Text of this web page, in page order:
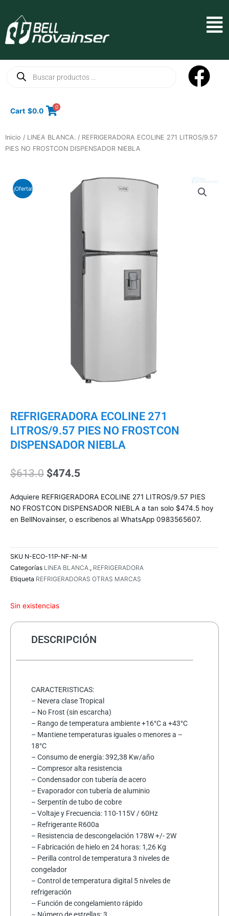
contenido
productos
Cart $0.0 0
Inicio / LINEA BLANCA. / REFRIGERADORA ECOLINE 271 LITROS/9.57
PIES NO FROSTCON DISPENSADOR NIEBLA
¡Oferta!
REFRIGERADORA ECOLINE 271
LITROS/9.57 PIES NO FROSTCON
DISPENSADOR NIEBLA
$613.0 El
original
era:
$613.0.
$474.5El
actual
es:
$474.5.
Adquiere REFRIGERADORA ECOLINE 271 LITROS/9.57 PIES
NO FROSTCON DISPENSADOR NIEBLA a tan solo $474.5 hoy
en BellNovainser, o escribenos al WhatsApp 0983565607.
SKU N-ECO-11P-NF-NI-M
Categorías LINEA BLANCA., REFRIGERADORA
Etiqueta REFRIGERADORAS OTRAS MARCAS
Sin existencias
DESCRIPCIÓN
CARACTERISTICAS:
– Nevera clase Tropical
– No Frost (sin escarcha)
– Rango de temperatura ambiente +16°C a +43°C
– Mantiene temperaturas iguales o menores a –
18°C
– Consumo de energía: 392,38 Kw/año
– Compresor alta resistencia
– Condensador con tubería de acero
– Evaporador con tubería de aluminio
– Serpentín de tubo de cobre
– Voltaje y Frecuencia: 110-115V / 60Hz
– Refrigerante R600a
– Resistencia de descongelación 178W +/- 2W
– Fabricación de hielo en 24 horas: 1,26 Kg
– Perilla control de temperatura 3 niveles de
congelador
– Control de temperatura digital 5 niveles de
refrigeración
– Función de congelamiento rápido